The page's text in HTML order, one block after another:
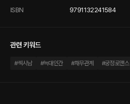
ISBN 9791132241584
관련 키워드
#섹시남 #늑대인간 #채무관계 #궁정로맨스